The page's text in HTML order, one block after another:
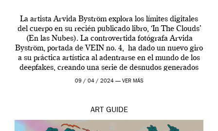
La artista Arvida Byström explora los límites digitales
del cuerpo en su recién publicado libro, ‘In The Clouds’
(En las Nubes). La controvertida fotógrafa Arvida
Byström, portada de VEIN no. 4, ha dado un nuevo giro
a su práctica artística al adentrarse en el mundo de los
deepfakes, creando una serie de desnudos generados
por […]
09 / 04 / 2024 — VER MÁS
ART GUIDE